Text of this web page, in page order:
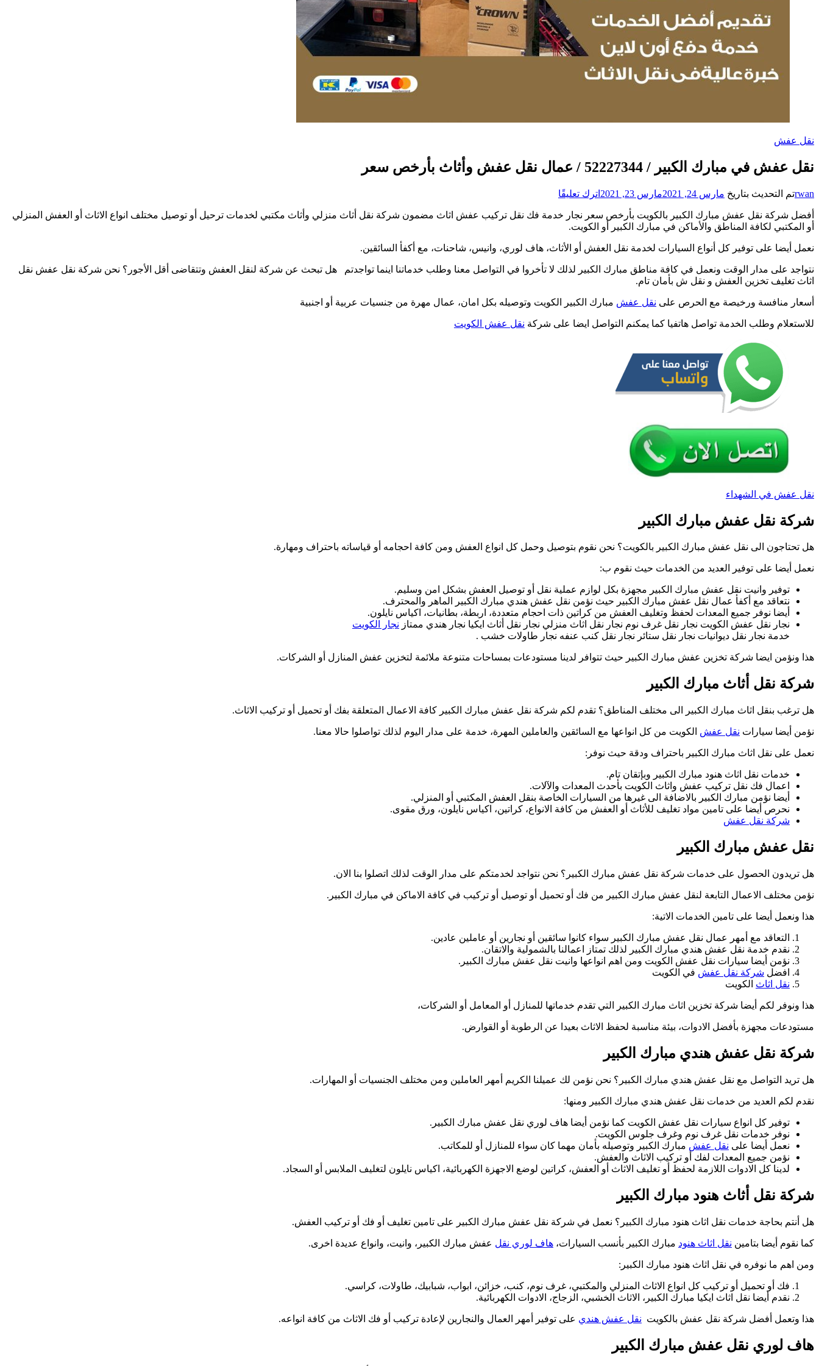
نقل عفش
نقل عفش في مبارك الكبير / 52227344 / عمال نقل عفش وأثاث بأرخص سعر
rwanتم التحديث بتاريخ مارس 24, 2021 مارس 23, 2021 اترك تعليقًا
عفش
الكبير
52227344
عمال
نقل
عفش
وأثاث
أفضل شركة نقل عفش مبارك الكبير بالكويت بأرخص سعر نجار خدمة فك نقل تركيب عفش اثاث مضمون شركة نقل أثاث منزلي وأثاث مكتبي لخدمات ترحيل أو توصيل مختلف انواع الاثاث أو العفش المنزلي
أو المكتبي لكافة المناطق والأماكن في مبارك الكبير أو الكويت.
نعمل أيضا على توفير كل أنواع السيارات لخدمة نقل العفش أو الأثاث، هاف لوري، وانيس، شاحنات، مع أكفأ السائقين.
نتواجد على مدار الوقت ونعمل في كافة مناطق مبارك الكبير لذلك لا تأخروا في التواصل معنا وطلب خدماتنا اينما تواجدتم هل تبحث عن شركة لنقل العفش وتتقاضى أقل الأجور؟ نحن شركة نقل عفش نقل
اثاث تغليف تخزين العفش و نقل ش بأمان تام.
أسعار منافسة ورخيصة مع الحرص على نقل عفش مبارك الكبير الكويت وتوصيله بكل امان، عمال مهرة من جنسيات عربية أو اجنبية
للاستعلام وطلب الخدمة تواصل هاتفيا كما يمكنم التواصل ايضا على شركة نقل عفش الكويت
نقل عفش في الشهداء
شركة نقل عفش مبارك الكبير
هل تحتاجون الى نقل عفش مبارك الكبير بالكويت؟ نحن نقوم بتوصيل وحمل كل انواع العفش ومن كافة احجامه أو قياساته باحتراف ومهارة.
نعمل أيضا على توفير العديد من الخدمات حيث نقوم ب:
توفير وانيت نقل عفش مبارك الكبير مجهزة بكل لوازم عملية نقل أو توصيل العفش بشكل امن وسليم.
نتعاقد مع أكفأ عمال نقل عفش مبارك الكبير حيث نؤمن نقل عفش هندي مبارك الكبير الماهر والمحترف.
أيضا نوفر جميع المعدات لحفظ وتغليف العفش من كراتين ذات احجام متعددة، اربطة، بطانيات، اكياس نايلون.
نجار نقل عفش الكويت نجار نقل غرف نوم نجار نقل اثاث منزلي نجار نقل أثاث ايكيا نجار هندي ممتاز نجار الكويت
خدمة نجار نقل ديوانيات نجار نقل ستائر نجار نقل كنب عنفه نجار طاولات خشب .
هذا ونؤمن ايضا شركة تخزين عفش مبارك الكبير حيث تتوافر لدينا مستودعات بمساحات متنوعة ملائمة لتخزين عفش المنازل أو الشركات.
شركة نقل أثاث مبارك الكبير
هل ترغب بنقل اثاث مبارك الكبير الى مختلف المناطق؟ تقدم لكم شركة نقل عفش مبارك الكبير كافة الاعمال المتعلقة بفك أو تحميل أو تركيب الاثاث.
نؤمن أيضا سيارات نقل عفش الكويت من كل انواعها مع السائقين والعاملين المهرة، خدمة على مدار اليوم لذلك تواصلوا حالا معنا.
نعمل على نقل اثاث مبارك الكبير باحتراف ودقة حيث نوفر:
خدمات نقل اثاث هنود مبارك الكبير وبإتقان تام.
اعمال فك نقل تركيب عفش واثاث الكويت بأحدث المعدات والآلات.
أيضا نؤمن مبارك الكبير بالاضافة الى غيرها من السيارات الخاصة بنقل العفش المكتبي أو المنزلي.
نحرص أيضا على تامين مواد تغليف للأثاث أو العفش من كافة الانواع، كراتين، اكياس نايلون، ورق مقوى.
شركة نقل عفش
نقل عفش مبارك الكبير
هل تريدون الحصول على خدمات شركة نقل عفش مبارك الكبير؟ نحن نتواجد لخدمتكم على مدار الوقت لذلك اتصلوا بنا الان.
نؤمن مختلف الاعمال التابعة لنقل عفش مبارك الكبير من فك أو تحميل أو توصيل أو تركيب في كافة الاماكن في مبارك الكبير.
هذا ونعمل أيضا على تامين الخدمات الاتية:
التعاقد مع أمهر عمال نقل عفش مبارك الكبير سواء كانوا سائقين أو نجارين أو عاملين عادين.
نقدم خدمة نقل عفش هندي مبارك الكبير لذلك تمتاز اعمالنا بالشمولية والاتقان.
نؤمن أيضا سيارات نقل عفش الكويت ومن اهم انواعها وانيت نقل عفش مبارك الكبير.
افضل شركة نقل عفش في الكويت
نقل اثاث الكويت
هذا ونوفر لكم أيضا شركة تخزين اثاث مبارك الكبير التي تقدم خدماتها للمنازل أو المعامل أو الشركات،
مستودعات مجهزة بأفضل الادوات، بيئة مناسبة لحفظ الاثاث بعيدا عن الرطوبة أو القوارض.
شركة نقل عفش هندي مبارك الكبير
هل تريد التواصل مع نقل عفش هندي مبارك الكبير؟ نحن نؤمن لك عميلنا الكريم أمهر العاملين ومن مختلف الجنسيات أو المهارات.
نقدم لكم العديد من خدمات نقل عفش هندي مبارك الكبير ومنها:
توفير كل انواع سيارات نقل عفش الكويت كما نؤمن أيضا هاف لوري نقل عفش مبارك الكبير.
نوفر خدمات نقل غرف نوم وغرف جلوس الكويت.
نعمل أيضا على نقل عفش مبارك الكبير وتوصيله بأمان مهما كان سواء للمنازل أو للمكاتب.
نؤمن جميع المعدات لفك أو تركيب الاثاث والعفش.
لدينا كل الادوات اللازمة لحفظ أو تغليف الاثاث أو العفش، كراتين لوضع الاجهزة الكهربائية، اكياس نايلون لتغليف الملابس أو السجاد.
شركة نقل أثاث هنود مبارك الكبير
هل أنتم بحاجة خدمات نقل اثاث هنود مبارك الكبير؟ نعمل في شركة نقل عفش مبارك الكبير على تامين تغليف أو فك أو تركيب العفش.
كما نقوم أيضا بتامين نقل اثاث هنود مبارك الكبير بأنسب السيارات، هاف لوري نقل عفش مبارك الكبير، وانيت، وانواع عديدة اخرى.
ومن اهم ما نوفره في نقل اثاث هنود مبارك الكبير:
فك أو تحميل أو تركيب كل انواع الاثاث المنزلي والمكتبي، غرف نوم، كنب، خزائن، ابواب، شبابيك، طاولات، كراسي.
نقدم أيضا نقل اثاث ايكيا مبارك الكبير، الاثاث الخشبي، الزجاج، الادوات الكهربائية.
هذا وتعمل أفضل شركة نقل عفش بالكويت نقل عفش هندي على توفير أمهر العمال والنجارين لإعادة تركيب أو فك الاثاث من كافة انواعه.
هاف لوري نقل عفش مبارك الكبير